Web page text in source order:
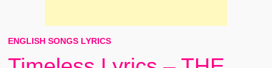
ENGLISH SONGS LYRICS